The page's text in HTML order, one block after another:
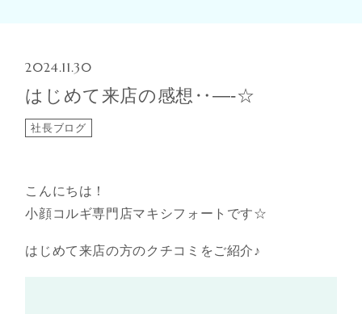
2024.11.30
はじめて来店の感想‥—-☆
社長ブログ
こんにちは！
小顔コルギ専門店マキシフォートです☆
はじめて来店の方のクチコミをご紹介♪